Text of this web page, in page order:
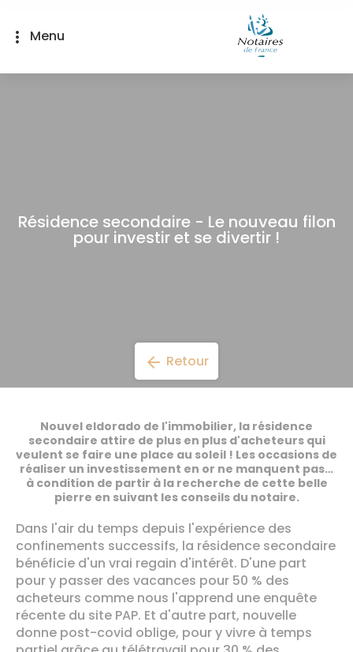
more_vert Menu
Résidence secondaire - Le nouveau filon
pour investir et se divertir !
arrow_back Retour
Nouvel eldorado de l'immobilier, la résidence
secondaire attire de plus en plus d'acheteurs qui
veulent se faire une place au soleil ! Les occasions de
réaliser un investissement en or ne manquent pas…
à condition de partir à la recherche de cette belle
pierre en suivant les conseils du notaire.
Dans l'air du temps depuis l'expérience des
confinements successifs, la résidence secondaire
bénéficie d'un vrai regain d'intérêt. D'une part
pour y passer des vacances pour 50 % des
acheteurs comme nous l'apprend une enquête
récente du site PAP. Et d'autre part, nouvelle
donne post-covid oblige, pour y vivre à temps